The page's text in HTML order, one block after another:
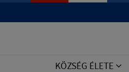
KÖZSÉG ÉLETE